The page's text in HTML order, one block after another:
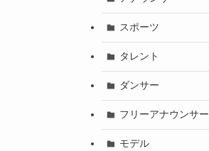
スポーツ
タレント
ダンサー
フリーアナウンサー
モデル